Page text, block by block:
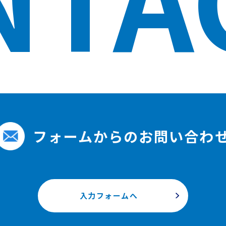
フォームからのお問い合わ
入力フォームへ